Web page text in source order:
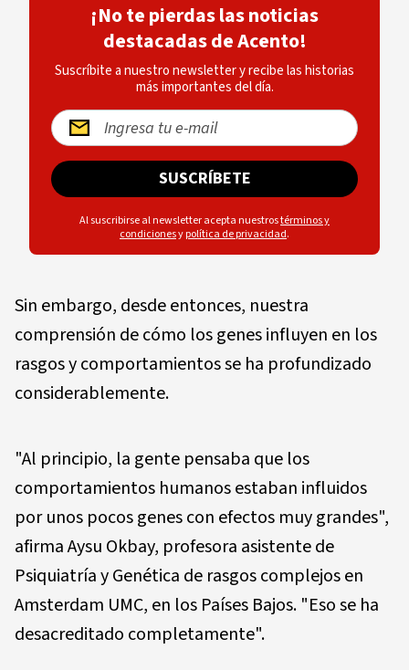
¡No te pierdas las noticias
destacadas de Acento!
Suscríbite a nuestro newsletter y recibe las historias
más importantes del día.
SUSCRÍBETE
Al suscribirse al newsletter acepta nuestrostérminos y
condicionesypolítica de privacidad.
Sin embargo, desde entonces, nuestra
comprensión de cómo los genes influyen en los
rasgos y comportamientos se ha profundizado
considerablemente.
"Al principio, la gente pensaba que los
comportamientos humanos estaban influidos
por unos pocos genes con efectos muy grandes",
afirma Aysu Okbay, profesora asistente de
Psiquiatría y Genética de rasgos complejos en
Amsterdam UMC, en los Países Bajos. "Eso se ha
desacreditado completamente".